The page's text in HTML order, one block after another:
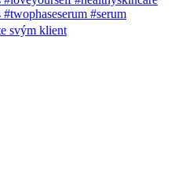
svým klient